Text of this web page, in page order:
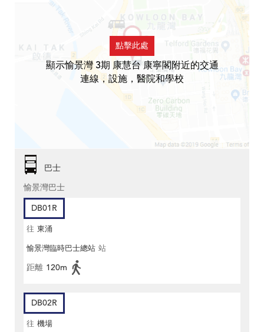
點擊此處
顯示愉景灣 3期 康慧台 康寧閣附近的交通
連線，設施，醫院和學校
巴士
愉景灣巴士
DB01R
往 東涌
愉景灣臨時巴士總站 站
距離 120m
DB02R
往 機場